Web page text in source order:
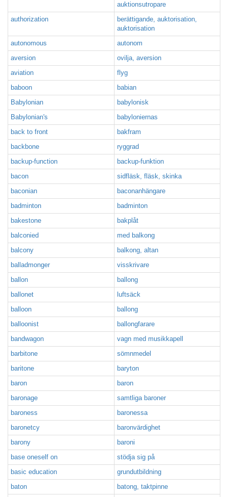
auktionsutropare
authorization
berättigande, auktorisation,
auktorisation
autonomous
autonom
aversion
ovilja, aversion
aviation
flyg
baboon
babian
Babylonian
babylonisk
Babylonian's
babyloniernas
back to front
bakfram
backbone
ryggrad
backup-function
backup-funktion
bacon
sidfläsk, fläsk, skinka
baconian
baconanhängare
badminton
badminton
bakestone
bakplåt
balconied
med balkong
balcony
balkong, altan
balladmonger
visskrivare
ballon
ballong
ballonet
luftsäck
balloon
ballong
balloonist
ballongfarare
bandwagon
vagn med musikkapell
barbitone
sömnmedel
baritone
baryton
baron
baron
baronage
samtliga baroner
baroness
baronessa
baronetcy
baronvärdighet
barony
baroni
base oneself on
stödja sig på
basic education
grundutbildning
baton
batong, taktpinne